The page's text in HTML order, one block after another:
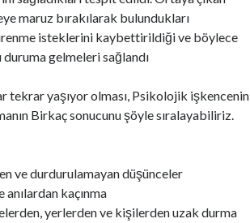
maruz bırakılarak bulundukları
isteklerini kaybettirildiği ve böylece
duruma gelmeleri sağlandı
tekrar yaşıyor olması, Psikolojik işkencenin
Birkaç sonucunu şöyle sıralayabiliriz.
ve durdurulamayan düşünceler
kaçınma
yerlerden ve kişilerden uzak durma